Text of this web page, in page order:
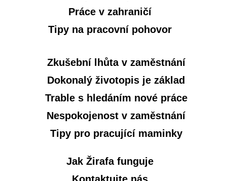
Práce v zahraničí
Tipy na pracovní pohovor
Zkušební lhůta v zaměstnání
Dokonalý životopis je základ
Trable s hledáním nové práce
Nespokojenost v zaměstnání
Tipy pro pracující maminky
Jak Žirafa funguje